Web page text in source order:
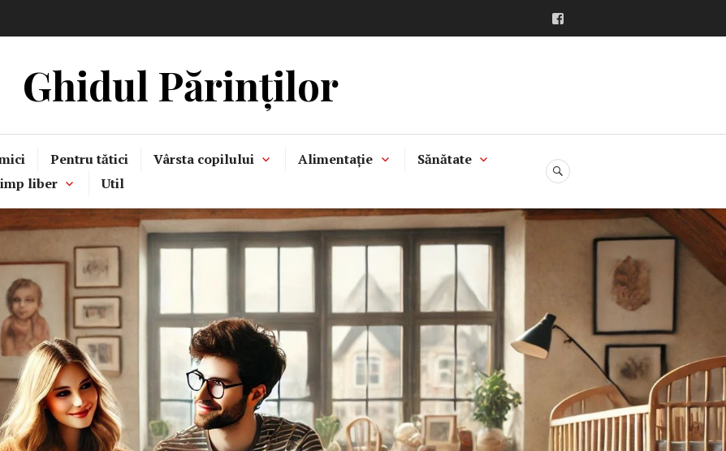
Ghidul Părinților
Pentru tătici Vârsta copilului Alimentație
Sănătate
liber Util
CĂUTARE